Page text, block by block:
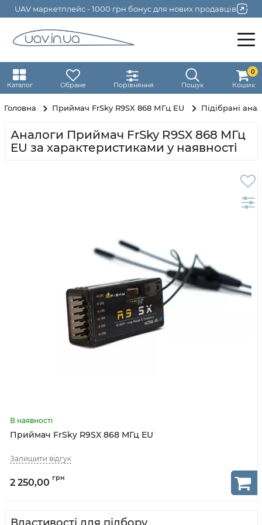
UAV маркетплейс - 1000 грн бонус для нових продавців
Каталог Обране Порівняння Пошук Кошик
0
Головна Приймач FrSky R9SX 868 МГц EU Підібрані
Аналоги Приймач FrSky R9SX 868 МГц
EU за характеристиками у наявності
Приймач FrSky R9SX 868 МГц EU
2 250,00